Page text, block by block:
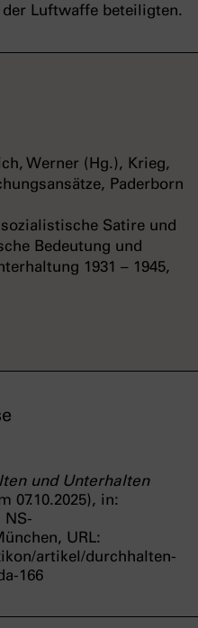
der Luftwaffe beteiligten.
Werner (Hg.), Krieg,
Paderborn
Satire und
Bedeutung und
1931 – 1945,
und Unterhalten
07.10.2025), in:
NS-
URL:
artikel/durchhalten-
166